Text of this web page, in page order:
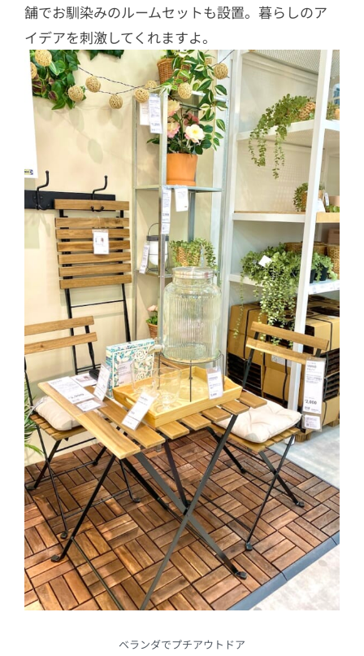
舗でお馴染みのルームセットも設置。暮らしのア
イデアを刺激してくれますよ。
ベランダでプチアウトドア